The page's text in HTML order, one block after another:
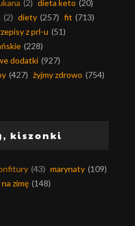
(2) dieta keto (20)
(2) diety (257) fit (713)
z prl-u (51)
(228)
dodatki (927)
(427) żyjmy zdrowo (754)
kiszonki
(43) marynaty (109)
zimę (148)